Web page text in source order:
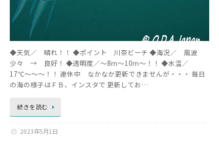
◆天気／ 晴れ！！ ◆ポイント 川奈ビーチ ◆海況／ 風波
少々 → 良好！ ◆透明度／～8ｍ～10ｍ～！！ ◆水温／
17℃～～～！！ 連休中 なかなか更新できませんが・・・ 毎日
の海の様子はＦＢ、インスタで 更新してお…
続きを読む
2023年5月1日